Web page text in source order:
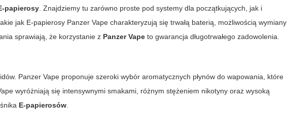
papierosy. Znajdziemy tu zarówno proste pod systemy dla początkujących, jak i
jak E-papierosy Panzer Vape charakteryzują się trwałą baterią, możliwością wymiany
sprawiają, że korzystanie z Panzer Vape to gwarancja długotrwałego zadowolenia.
Panzer Vape proponuje szeroki wybór aromatycznych płynów do wapowania, które
wyróżniają się intensywnymi smakami, różnym stężeniem nikotyny oraz wysoką
E-papierosów.